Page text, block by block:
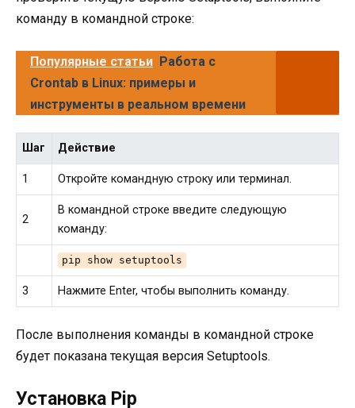
команду в командной строке:
Популярные статьи Работа с
Crontab в Linux: примеры и
инструменты в реальном времени
Шаг Действие
1 Откройте командную строку или терминал.
2
В командной строке введите следующую
команду:
pip show setuptools
3 Нажмите Enter, чтобы выполнить команду.
После выполнения команды в командной строке
будет показана текущая версия Setuptools.
Установка Pip